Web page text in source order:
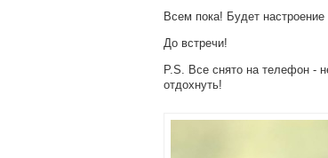
Всем пока! Будет настроение
До встречи!
P.S. Все снято на телефон -
отдохнуть!